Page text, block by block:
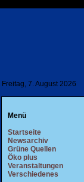
Freitag, 7. August 2026
Menü
Startseite
Newsarchiv
Grüne Quellen
Öko plus
Veranstaltungen
Verschiedenes